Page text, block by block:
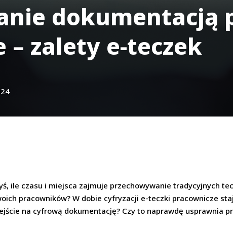
dokumentacją
– zalety e-teczek
ile czasu i miejsca zajmuje przechowywanie tradycyjnych
pracowników? W dobie cyfryzacji e-teczki pracownicze
na cyfrową dokumentację? Czy to naprawdę usprawnia